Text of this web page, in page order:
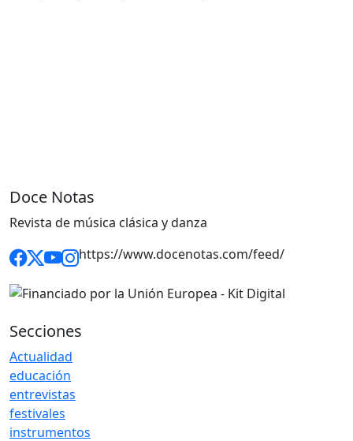
Doce Notas
Revista de música clásica y danza
https://www.docenotas.com/feed/
Secciones
Actualidad
educación
entrevistas
festivales
instrumentos